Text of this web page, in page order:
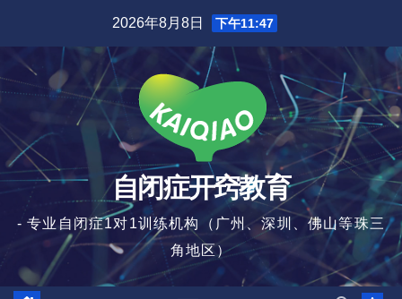
容
2026年8月8日 下午11:47
自闭症开窍教育
- 专业自闭症1对1训练机构（广州、深圳、佛山等珠三
角地区）